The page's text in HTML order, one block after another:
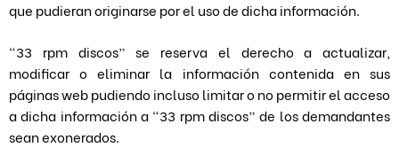
que pudieran originarse por el uso de dicha información.
“33 rpm discos” se reserva el derecho a actualizar,
modificar o eliminar la información contenida en sus
páginas web pudiendo incluso limitar o no permitir el acceso
a dicha información a “33 rpm discos” de los demandantes
sean exonerados.